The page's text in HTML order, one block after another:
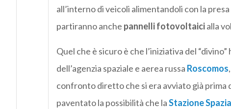
all’interno di veicoli alimentandoli con la
partiranno anche pannelli fotovoltaicialla
Quel che è sicuro è che l’iniziativa del
dell’agenzia spaziale e aerea russa Roscomos,
confronto diretto che si era avviato già prima
paventato la possibilità che laStazione